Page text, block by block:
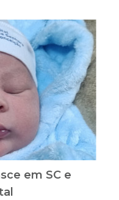
em SC e